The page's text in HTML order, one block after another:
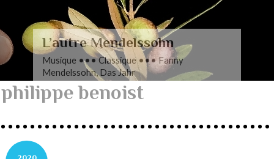
L’autre Mendelssohn
Musique ••• Classique ••• Fanny
Mendelssohn, Das Jahr
philippe benoist